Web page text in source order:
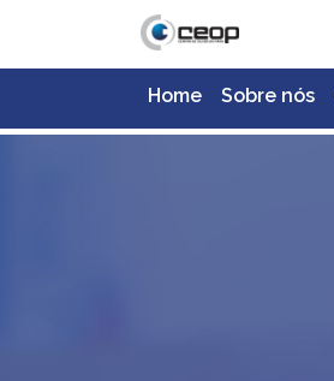
Home Sobre nós